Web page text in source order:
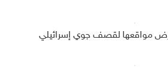
مواقعها لقصف جوي إسرائيلي